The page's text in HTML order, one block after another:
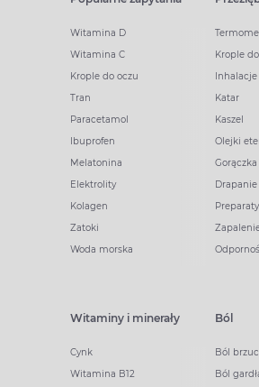
Witamina D
Witamina C
Krople do oczu
Tran
Paracetamol
Ibuprofen
Melatonina
Elektrolity
Kolagen
Zatoki
Woda morska
Krople
Inhalacje
Katar
Kaszel
Olejki
Gorączka
Witaminy i minerały
Cynk
Witamina B12
Ból
Ból
Ból